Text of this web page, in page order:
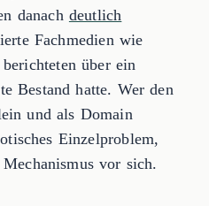
danach deutlich
Fachmedien wie
berichteten über ein
Bestand hatte. Wer den
und als Domain
Einzelproblem,
vor sich.